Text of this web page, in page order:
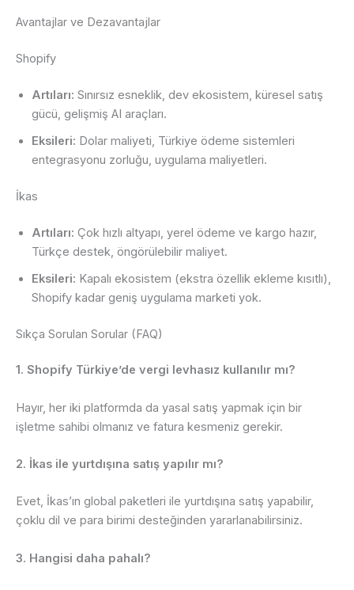
Avantajlar ve Dezavantajlar
Shopify
Artıları: Sınırsız esneklik, dev ekosistem, küresel satış
gücü, gelişmiş AI araçları.
Eksileri: Dolar maliyeti, Türkiye ödeme sistemleri
entegrasyonu zorluğu, uygulama maliyetleri.
İkas
Artıları: Çok hızlı altyapı, yerel ödeme ve kargo hazır,
Türkçe destek, öngörülebilir maliyet.
Eksileri: Kapalı ekosistem (ekstra özellik ekleme kısıtlı),
Shopify kadar geniş uygulama marketi yok.
Sıkça Sorulan Sorular (FAQ)
1. Shopify Türkiye’de vergi levhasız kullanılır mı?
Hayır, her iki platformda da yasal satış yapmak için bir
işletme sahibi olmanız ve fatura kesmeniz gerekir.
2. İkas ile yurtdışına satış yapılır mı?
Evet, İkas’ın global paketleri ile yurtdışına satış yapabilir,
çoklu dil ve para birimi desteğinden yararlanabilirsiniz.
3. Hangisi daha pahalı?